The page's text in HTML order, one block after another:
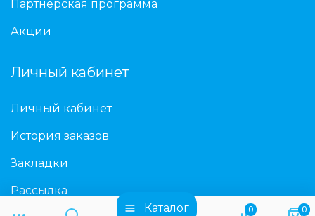
Каталог 0 0
Партнёрская программа
Акции
Личный кабинет
Личный кабинет
История заказов
Закладки
Рассылка